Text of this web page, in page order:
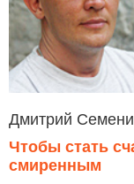
Дмитрий
Чтобы стать
смиренным